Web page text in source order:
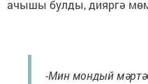
ачышы булды, дияргә
-Мин мондый